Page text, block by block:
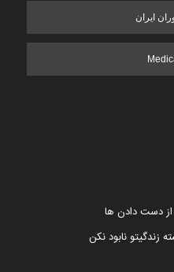
ایران
از دست دادن ها
زندگیتو نابود نکن